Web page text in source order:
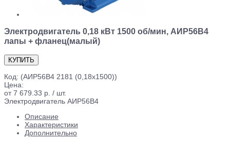
Электродвигатель 0,18 кВт 1500 об/мин, АИР56В4
лапы + фланец(малый)
Код: (АИР56В4 2181 (0,18x1500))
Цена:
от 7 679.33 р. / шт.
Электродвигатель АИР56В4
Описание
Характеристики
Дополнительно